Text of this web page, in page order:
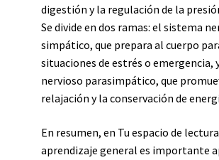
digestión y la regulación de la
Se divide en dos ramas: el sistema
simpático, que prepara al cuerpo
situaciones de estrés o emergencia,
nervioso parasimpático, que
relajación y la conservación de
En resumen, en Tu espacio de
aprendizaje general es importante